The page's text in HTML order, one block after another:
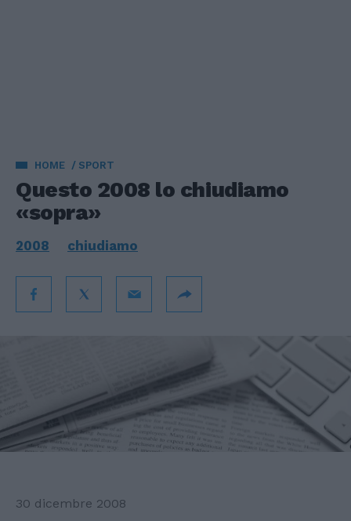
HOME SPORT
Questo 2008 lo chiudiamo
«sopra»
2008 chiudiamo
30 dicembre 2008